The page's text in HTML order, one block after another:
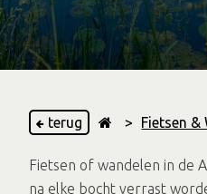
terug > Fietsen &
Fietsen of wandelen in de
na elke bocht verrast